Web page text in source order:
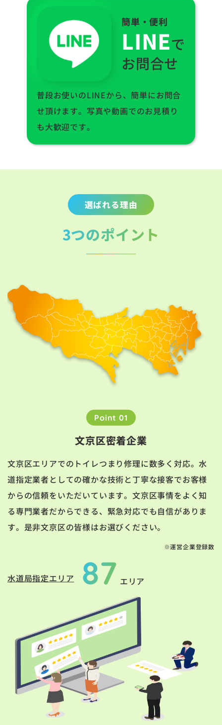
簡単・便利
LINEで
お問合せ
普段お使いのLINEから、簡単にお問合
せ頂けます。写真や動画でのお見積り
も大歓迎です。
選ばれる理由
3つのポイント
Point 01
文京区密着企業
文京区エリアでのトイレつまり修理に数多く対応。水
道指定業者としての確かな技術と丁寧な接客でお客様
からの信頼をいただいています。文京区事情をよく知
る専門業者だからできる、緊急対応でも自信がありま
す。是非文京区の皆様はお選びください。
※運営企業登録数
水道局指定エリア 87 エリア